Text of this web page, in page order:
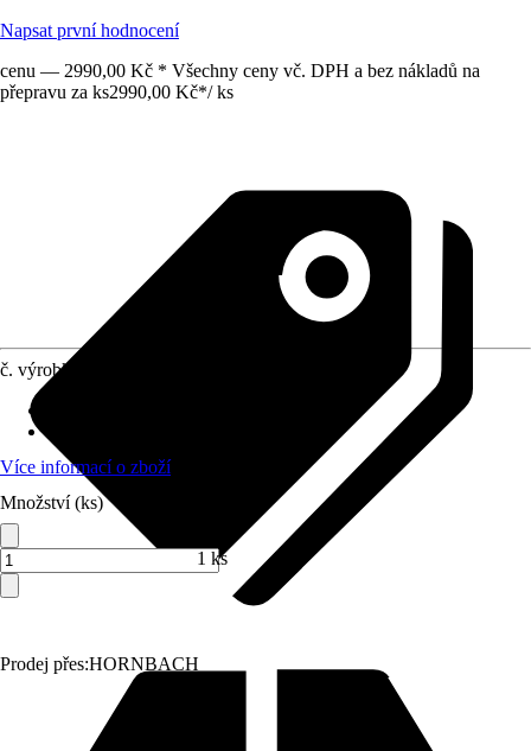
Napsat první hodnocení
cenu — 2990,00 Kč * Všechny ceny vč. DPH a bez nákladů na
přepravu za ks2990,00 Kč*/ ks
Prodej přes:HORNBACH
č. výrobku
Více informací o zboží
Množství (ks)
1 ks